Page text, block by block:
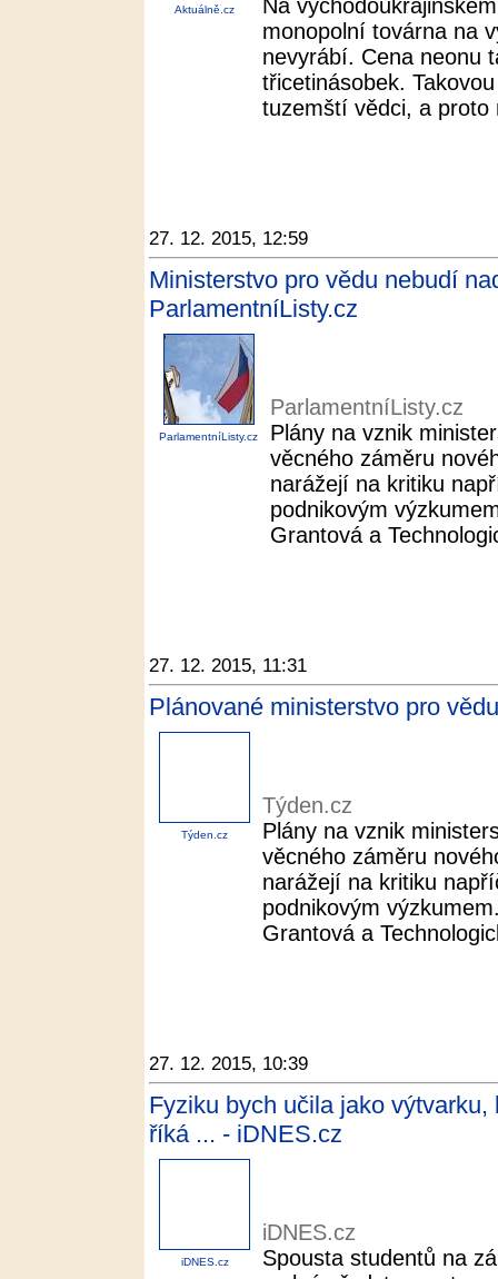
Aktuálně.cz
Na
monopolní továrna na
nevyrábí. Cena neonu
třicetinásobek.
tuzemští vědci, a proto
27. 12. 2015, 12:59
Ministerstvo pro vědu nebudí
ParlamentníListy.cz
ParlamentníListy.cz
ParlamentníListy.cz
Plány na vznik
věcného záměru
narážejí na kritiku
podnikovým
Grantová a
27. 12. 2015, 11:31
Plánované ministerstvo pro
Týden.cz
Týden.cz
Plány na vznik
věcného záměru
narážejí na kritiku
podnikovým
Grantová a
27. 12. 2015, 10:39
Fyziku bych učila jako
říká ... - iDNES.cz
iDNES.cz
iDNES.cz
Spousta studentů na